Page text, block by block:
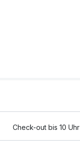
Check-out bis 10 Uhr